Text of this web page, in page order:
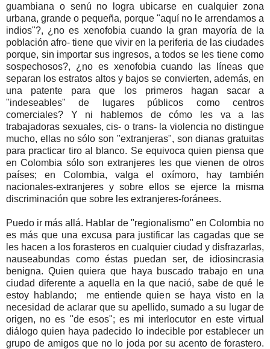
guambiana o senú no logra ubicarse en cualquier zona
urbana, grande o pequeña, porque "aquí no le arrendamos a
indios"?, ¿no es xenofobia cuando la gran mayoría de la
población afro- tiene que vivir en la periferia de las ciudades
porque, sin importar sus ingresos, a todos se les tiene como
sospechosos?, ¿no es xenofobia cuando las líneas que
separan los estratos altos y bajos se convierten, además, en
una patente para que los primeros hagan sacar a
"indeseables" de lugares públicos como centros
comerciales? Y ni hablemos de cómo les va a las
trabajadoras sexuales, cis- o trans- la violencia no distingue
mucho, ellas no sólo son "extranjeras", son dianas gratuitas
para practicar tiro al blanco. Se equivoca quien piensa que
en Colombia sólo son extranjeres les que vienen de otros
países; en Colombia, valga el oxímoro, hay también
nacionales-extranjeres y sobre ellos se ejerce la misma
discriminación que sobre les extranjeres-foránees.
Puedo ir más allá. Hablar de "regionalismo" en Colombia no
es más que una excusa para justificar las cagadas que se
les hacen a los forasteros en cualquier ciudad y disfrazarlas,
nauseabundas como éstas puedan ser, de idiosincrasia
benigna. Quien quiera que haya buscado trabajo en una
ciudad diferente a aquella en la que nació, sabe de qué le
estoy hablando; me entiende quien se haya visto en la
necesidad de aclarar que su apellido, sumado a su lugar de
origen, no es "de esos"; es mi interlocutor en este virtual
diálogo quien haya padecido lo indecible por establecer un
grupo de amigos que no lo joda por su acento de forastero.